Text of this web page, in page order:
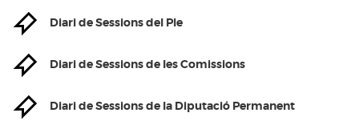
Diari de Sessions del Ple
Diari de Sessions de les Comissions
Diari de Sessions de la Diputació Permanent